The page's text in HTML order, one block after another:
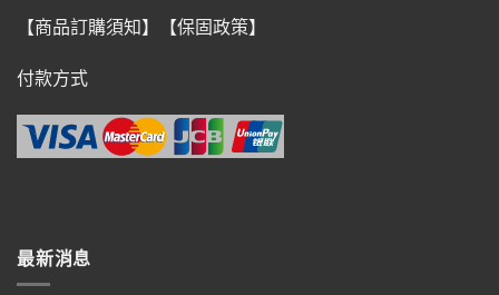
【商品訂購須知】 【保固政策】
付款方式
最新消息